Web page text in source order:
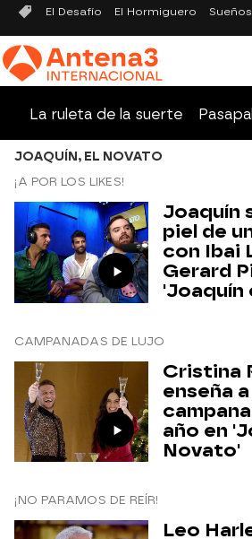
El Desafío El Hormiguero
La ruleta de la suerte
JOAQUÍN, EL NOVATO
¡A POR LOS LIKES!
Joaquín
piel de
con Ibai
Gerard
'Joaquín
CAMPANADAS DE LUJO
Cristina
enseña
año en
Novato'
¡NO PARAMOS DE REÍR!
Leo